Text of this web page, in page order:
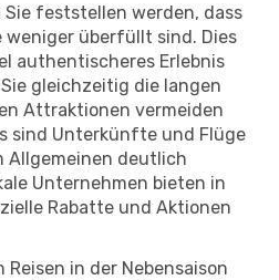
Sie feststellen werden, dass
weniger überfüllt sind. Dies
authentischeres Erlebnis
gleichzeitig die langen
Attraktionen vermeiden
sind Unterkünfte und Flüge
Allgemeinen deutlich
Unternehmen bieten in
Rabatte und Aktionen
in der Nebensaison